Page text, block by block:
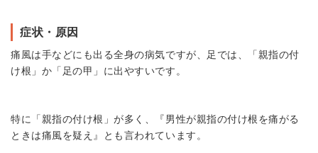
症状・原因
痛風は手などにも出る全身の病気ですが、足では、「親指の付
け根」か「足の甲」に出やすいです。
特に「親指の付け根」が多く、『男性が親指の付け根を痛がる
ときは痛風を疑え』とも言われています。